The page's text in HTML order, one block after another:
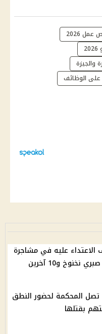
2026
والجيزة
على الوظائف
عليه في مشاجرة
معرض سيارات وإحالة صبري نخنوخ و10 آخرين
المحكمة لحضور النطق
بقتلها